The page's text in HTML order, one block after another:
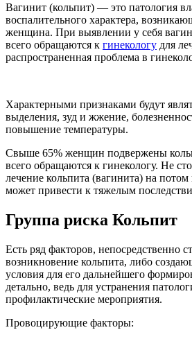
Вагинит (кольпит) — это патология
воспалительного характера,
женщина. При выявлении у себя
всего обращаются к гинекологу для
распространенная проблема в
Характерными признаками будут
выделения, зуд и жжение,
повышение температуры.
Свыше 65% женщин подвержены
всего обращаются к гинекологу. Не
лечение кольпита (вагинита) на потом
может привести к тяжелым
Группа риска Кольпит
Есть ряд факторов, непосредственно
возникновение кольпита, либо
условия для его дальнейшего
детально, ведь для устранения
профилактические мероприятия.
Провоцирующие факторы: